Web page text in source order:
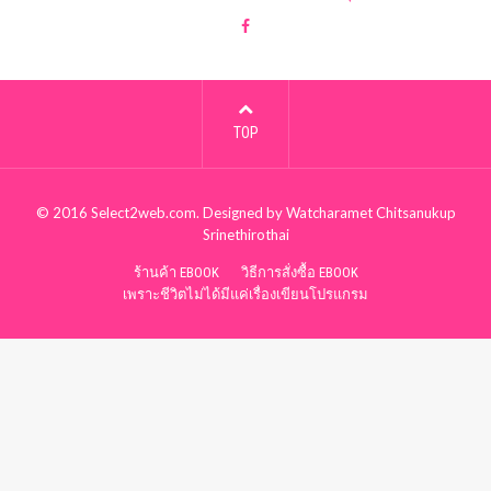
TOP
© 2016 Select2web.com. Designed byWatcharamet Chitsanukup
Srinethirothai
ร้านค้า EBOOK
วิธีการสั่งซื้อ EBOOK
เพราะชีวิตไม่ได้มีแค่เรื่องเขียนโปรแกรม